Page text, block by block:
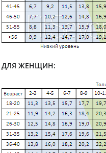
ДЛЯ ЖЕНЩИН: